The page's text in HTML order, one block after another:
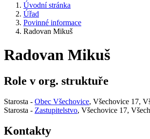
Úvodní stránka
Úřad
Povinné informace
Radovan Mikuš
Radovan Mikuš
Role v org. struktuře
Starosta - Obec Všechovice, Všechovice 17,
Starosta - Zastupitelstvo, Všechovice 17,
Kontakty